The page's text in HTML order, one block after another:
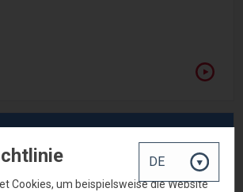
Cookies, um beispielsweise die Website